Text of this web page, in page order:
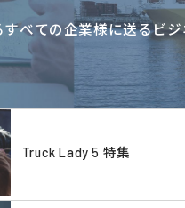
すべての企業様に送るビジ
Truck Lady 5 特集